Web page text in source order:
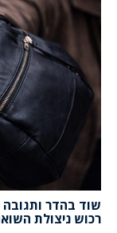
שוד בהדר
רכוש ניצולת